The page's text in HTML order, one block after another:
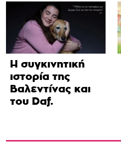
Η συγκινητική
ιστορία της
Βαλεντίνας και
του Daf.